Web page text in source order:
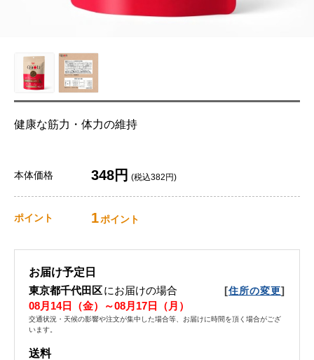
健康な筋力・体力の維持
本体価格 348円 (税込382円)
ポイント 1ポイント
お届け予定日
東京都千代田区にお届けの場合 [住所の変更]
08月14日（金）～08月17日（月）
交通状況・天候の影響や注文が集中した場合等、お届けに時間を頂く場合がござ
います。
送料